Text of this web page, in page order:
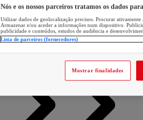
Nós e os nossos parceiros tratamos os dados
Utilizar dados de geolocalização precisos. Procurar
Armazenar e/ou aceder a informações num dispositivo.
publicidade e conteúdos, estudos de audiência e
Lista de parceiros (fornecedores)
Mostrar finalidades